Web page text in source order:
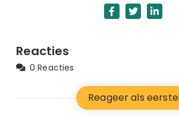
Reacties
0 Reacties
Reageer als eerste